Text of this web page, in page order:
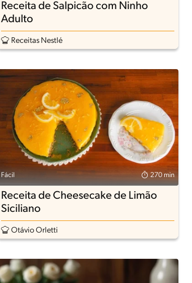
Receita de Salpicão com Ninho
Adulto
Receitas Nestlé
Fácil 270 min
Receita de Cheesecake de Limão
Siciliano
Otávio Orletti